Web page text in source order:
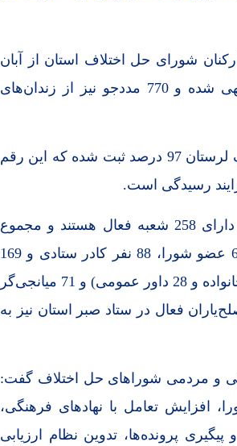
شورای حل اختلاف استان از آبان
سال گذشته تاکنون، 21 فقره پرونده قتل به سازش منتهی شده و 770 مددجو نیز از زندان‌های
وی افزود: میانگین ابلاغ الکترونیک در شوراهای حل اختلاف لرستان 97 درصد ثبت شده که این رقم
رسیدگی است.
بر پایه آمار موجود، شوراهای حل اختلاف استان لرستان دارای 258 شعبه فعال هستند و مجموع
کارکنان این نهاد به 902 نفر می‌رسد؛ این تعداد شامل 645 عضو شورا، 88 نفر کادر ستادی و 169
نفر کادر دفتری است. همچنین 46 داور حرفه‌ای (18 داور خانواده و 28 داور عمومی) و 71 میانجی‌گر
فعال در ستاد صبر استان نیز به
و مردمی شوراهای حل اختلاف گفت:
افزایش تعامل با نهادهای فرهنگی،
پرونده‌ها، تدوین نظام ارزیابی